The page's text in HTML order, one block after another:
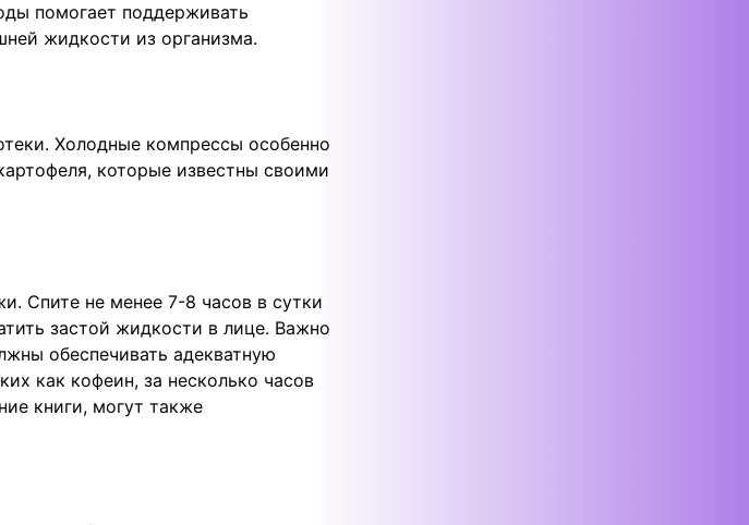
помогает поддерживать
жидкости из организма.
Холодные компрессы особенно
которые известны своими
Спите не менее 7-8 часов в сутки
застой жидкости в лице. Важно
обеспечивать адекватную
как кофеин, за несколько часов
книги, могут также